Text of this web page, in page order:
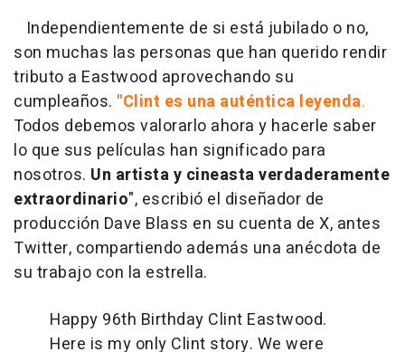
Independientemente de si está jubilado o no,
son muchas las personas que han querido rendir
tributo a Eastwood aprovechando su
cumpleaños. "Clint es una auténtica leyenda.
Todos debemos valorarlo ahora y hacerle saber
lo que sus películas han significado para
nosotros. Un artista y cineasta verdaderamente
extraordinario", escribió el diseñador de
producción Dave Blass en su cuenta de X, antes
Twitter, compartiendo además una anécdota de
su trabajo con la estrella.
Happy 96th Birthday Clint Eastwood.
Here is my only Clint story. We were